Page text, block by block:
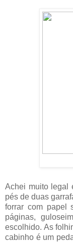
Achei muito legal
pés de duas
forrar com papel
páginas,
escolhido. As
cabinho é um